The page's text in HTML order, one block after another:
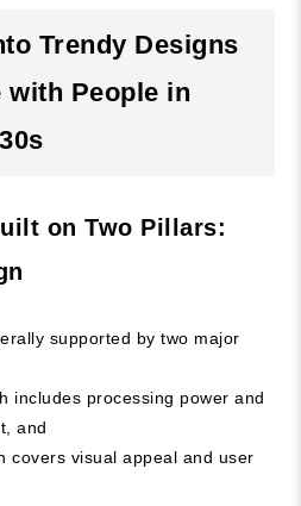
Trendy Designs
with People in
on Two Pillars:
supported by two major
includes processing power and
and
covers visual appeal and user